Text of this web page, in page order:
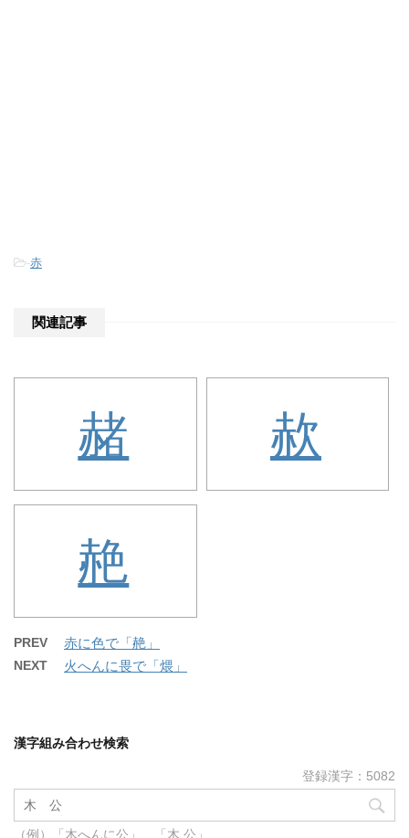
-赤
関連記事
赭 赥
赩
PREV 赤に色で「赩」
NEXT 火へんに畏で「煨」
漢字組み合わせ検索
登録漢字：5082
（例）「木へんに公」、「木 公」